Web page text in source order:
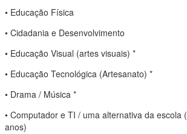
• Educação Física
• Cidadania e Desenvolvimento
• Educação Visual (artes visuais) *
• Educação Tecnológica (Artesanato) *
• Drama / Música *
• Computador e TI / uma alternativa da escola
anos)